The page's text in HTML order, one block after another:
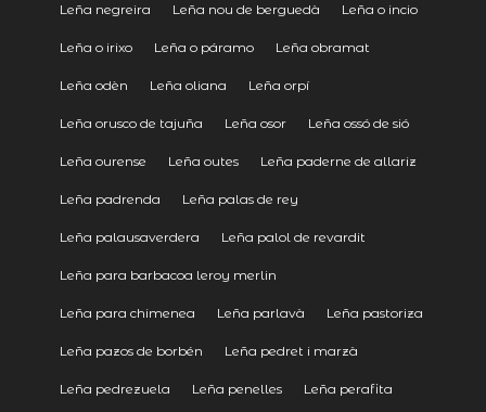
Leña negreira Leña nou de berguedà Leña o incio
Leña o irixo Leña o páramo Leña obramat
Leña odèn Leña oliana Leña orpí
Leña orusco de tajuña Leña osor Leña ossó de sió
Leña ourense Leña outes Leña paderne de allariz
Leña padrenda Leña palas de rey
Leña palausaverdera Leña palol de revardit
Leña para barbacoa leroy merlin
Leña para chimenea Leña parlavà Leña pastoriza
Leña pazos de borbén Leña pedret i marzà
Leña pedrezuela Leña penelles Leña perafita